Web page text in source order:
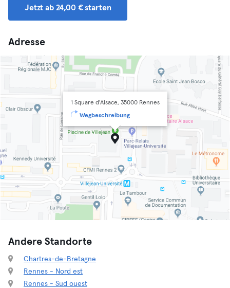
Jetzt ab 24,00 € starten
Adresse
1 Square d'Alsace, 35000 Rennes
Wegbeschreibung
Andere Standorte
Chartres-de-Bretagne
Rennes - Nord est
Rennes - Sud ouest